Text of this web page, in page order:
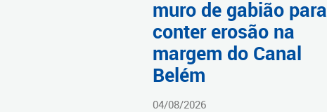
muro de gabião para
conter erosão na
margem do Canal
Belém
04/08/2026